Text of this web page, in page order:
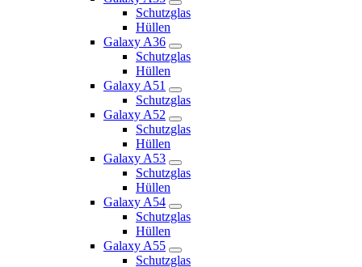
Schutzglas
Hüllen
Galaxy A36
Schutzglas
Hüllen
Galaxy A51
Schutzglas
Galaxy A52
Schutzglas
Hüllen
Galaxy A53
Schutzglas
Hüllen
Galaxy A54
Schutzglas
Hüllen
Galaxy A55
Schutzglas